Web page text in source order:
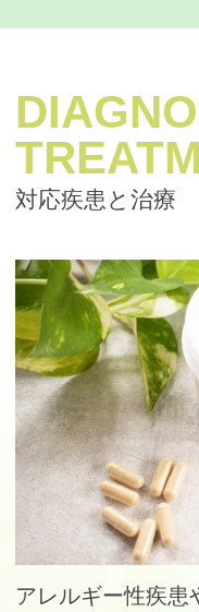
対応疾患と治療
アレルギー性疾患